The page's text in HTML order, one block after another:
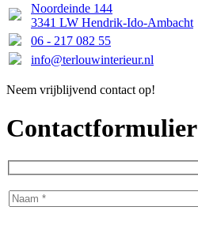
Noordeinde 144
3341 LW Hendrik-Ido-Ambacht
06 - 217 082 55
info@terlouwinterieur.nl
Neem vrijblijvend contact op!
Contactformulier